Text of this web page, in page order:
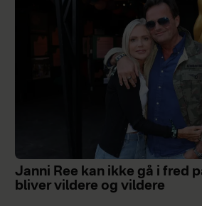
Janni Ree kan ikke gå i fred
bliver vildere og vildere